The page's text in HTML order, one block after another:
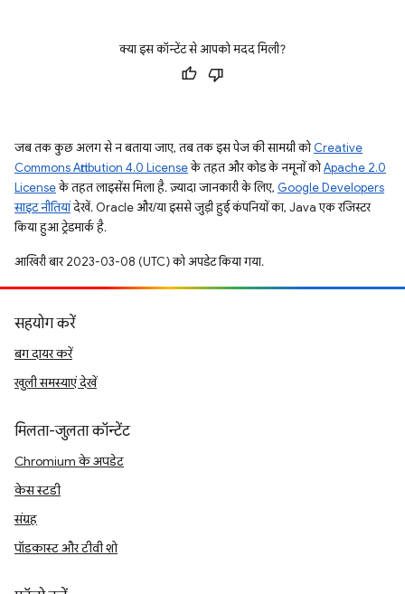
क्या इस कॉन्टेंट से आपको मदद मिली?
जब तक कुछ अलग से न बताया जाए, तब तक इस पेज की सामग्री कोCreative
Commons Attribution 4.0 Licenseके तहत और कोड के नमूनों कोApache 2.0
Licenseके तहत लाइसेंस मिला है. ज़्यादा जानकारी के लिए, Google Developers
साइट नीतियांदेखें. Oracle और/या इससे जुड़ी हुई कंपनियों का, Java एक रजिस्टर
किया हुआ ट्रेडमार्क है.
आखिरी बार 2023-03-08 (UTC) को अपडेट किया गया.
सहयोग करें
बग दायर करें
खुली समस्याएं देखें
मिलता-जुलता कॉन्टेंट
Chromium के अपडेट
केस स्टडी
संग्रह
पॉडकास्ट और टीवी शो